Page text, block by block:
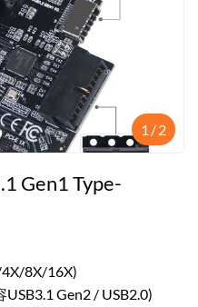
1 /2
Gen1 Type-
8X/16X)
Gen2 / USB2.0)